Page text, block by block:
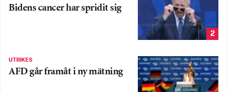
Bidens cancer har spridit sig
2
UTRIKES
AFD går framåt i ny mätning